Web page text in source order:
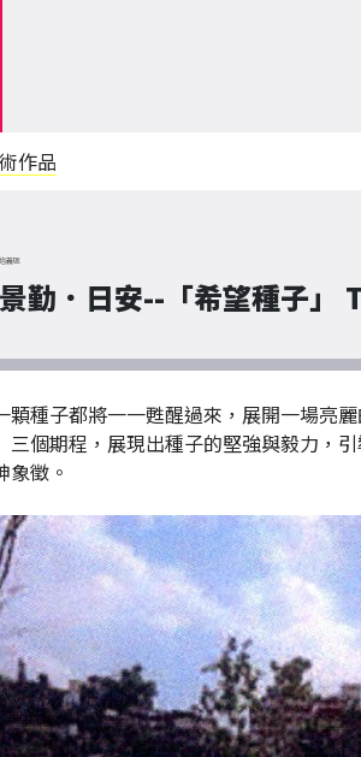
作品
信義區
景勤．日安--「希望種子
顆種子都將一一甦醒過來，展開一場亮
三個期程，展現出種子的堅強與毅力，
象徵。